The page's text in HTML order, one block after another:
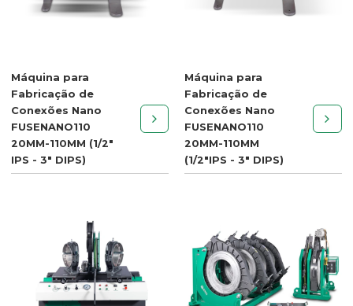
Máquina para
Fabricação de
Conexões Nano
FUSENANO110
20MM-110MM (1/2"
IPS - 3" DIPS)
Máquina para
Fabricação de
Conexões Nano
FUSENANO110
20MM-110MM
(1/2"IPS - 3" DIPS)